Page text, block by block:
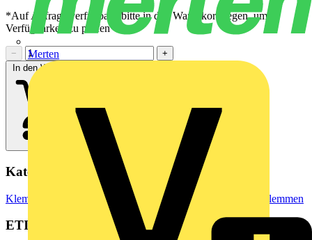
Merten
*Auf Anfrage verfügbar - bitte in den Warenkorb legen, um
Verfügbarkeit zu prüfen
−
+
In den Warenkorb
Kategorien
Klemmen, Steckverbinder & Verbindungselemente Reihenklemmen
ETIM Group